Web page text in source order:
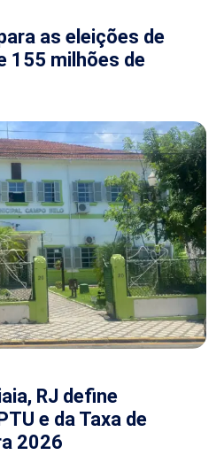
as eleições de
155 milhões de
RJ define
e da Taxa de
2026